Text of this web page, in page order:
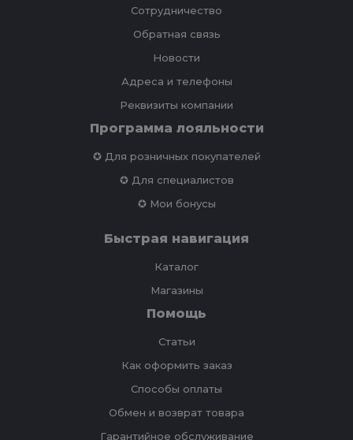
Сотрудничество
Обратная связь
Новости
Адреса и телефоны
Реквизиты компании
Программа лояльности
✪ Для розничных покупателей
✪ Для специалистов
✪ Мои бонусы
Быстрая навигация
Каталог
Магазины
Помощь
Статьи
Как оформить заказ
Способы оплаты
Обмен и возврат товара
Гарантийное обслуживание